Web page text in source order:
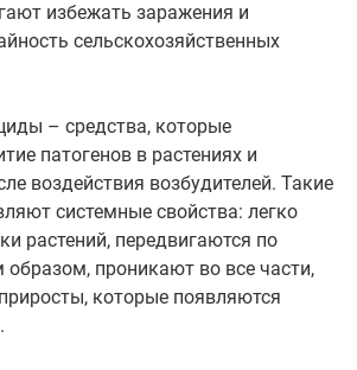
избежать заражения и
сельскохозяйственных
– средства, которые
патогенов в растениях и
воздействия возбудителей. Такие
системные свойства: легко
растений, передвигаются по
образом, проникают во все части,
которые появляются